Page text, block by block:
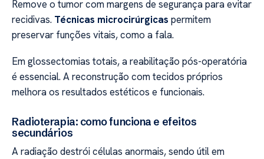
Remove o tumor com margens de segurança para evitar
recidivas. Técnicas microcirúrgicas permitem
preservar funções vitais, como a fala.
Em glossectomias totais, a reabilitação pós-operatória
é essencial. A reconstrução com tecidos próprios
melhora os resultados estéticos e funcionais.
Radioterapia: como funciona e efeitos
secundários
A radiação destrói células anormais, sendo útil em